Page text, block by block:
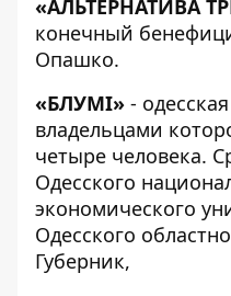
«АЛЬТЕРНАТИВА
конечный
Опашко.
«БЛУМІ» -
владельцами
четыре человека.
Одесского
экономического
Одесского
Губерник,